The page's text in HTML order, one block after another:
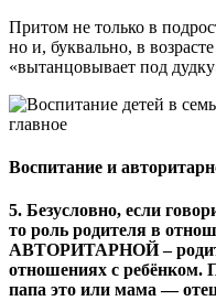
Притом не только в
но и, буквально, в
«вытанцовывает под
Воспитание и
5. Безусловно, если
то роль родителя в
АВТОРИТАРНОЙ –
отношениях с ребёнком.
папа это или мама —